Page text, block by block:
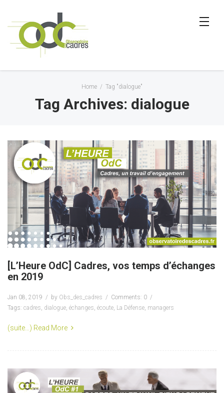
Home / Tag "dialogue"
Tag Archives: dialogue
[L’Heure OdC] Cadres, vos temps d’échanges
en 2019
Jan 08, 2019 by Obs_des_cadres
Comments: 0
Tags: cadres, dialogue, échanges, écoute, La Défense, managers
(suite…) Read More